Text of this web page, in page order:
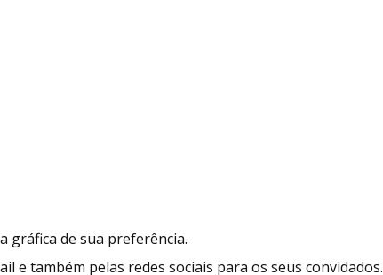
gráfica de sua preferência.
e também pelas redes sociais para os seus convidados.